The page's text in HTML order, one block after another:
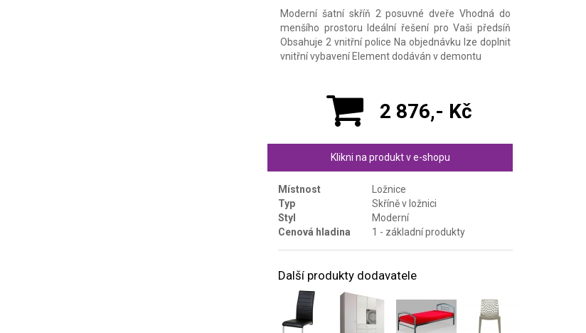
Moderní šatní skříň 2 posuvné dveře Vhodná do
menšího prostoru Ideální řešení pro Vaši předsíň
Obsahuje 2 vnitřní police Na objednávku lze doplnit
vnitřní vybavení Element dodáván v demontu
2 876,- Kč
Klikni na produkt v e-shopu
Místnost
Ložnice
Typ
Skříně v ložnici
Styl
Moderní
Cenová hladina
1 - základní produkty
Další produkty dodavatele